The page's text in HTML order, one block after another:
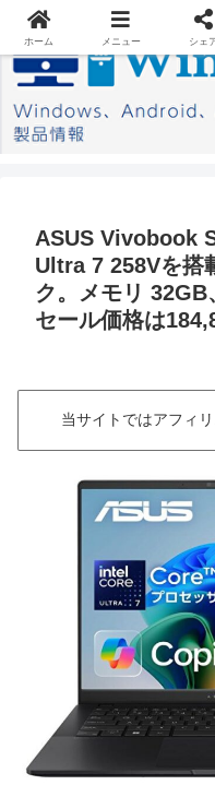
ASUS Vivobook
Ultra 7 258Vを搭
ク。メモリ 32GB
セール価格は
当サイトではアフィ
ホーム メニュー シェ